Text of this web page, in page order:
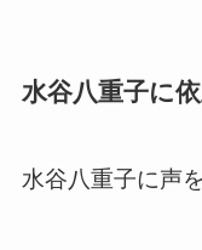
水谷八重子に
水谷八重子に声